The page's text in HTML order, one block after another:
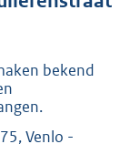
bekend
Venlo -